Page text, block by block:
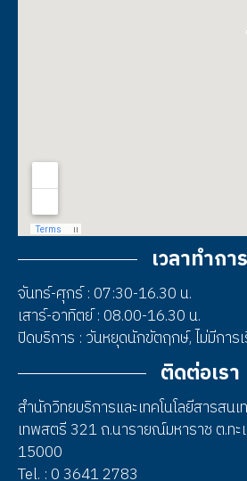
เวลาทำการ
จันทร์-ศุกร์ : 07:30-16.30 น.
เสาร์-อาทิตย์ : 08.00-16.30 น.
ปิดบริการ : วันหยุดนักขัตฤกษ์, ไม่มีการ
ติดต่อเรา
สำนักวิทยบริการและเทคโนโลยีสารสน
เทพสตรี 321 ถ.นารายณ์มหาราช ต.ทะ
15000
Tel. : 0 3641 2783